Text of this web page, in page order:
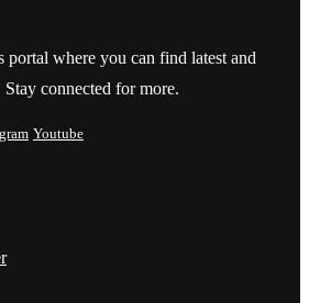
portal where you can find latest and
connected for more.
Youtube